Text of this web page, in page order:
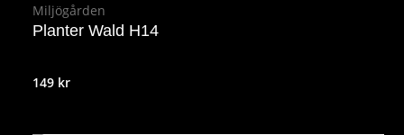
Miljögården
Planter Wald H14
149 kr